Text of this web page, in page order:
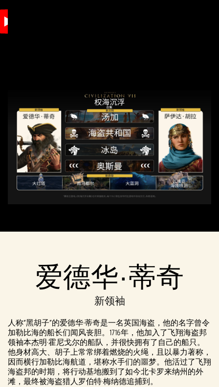
的隐私政策
以及将数据
传输至 Google
服务器。
爱德华·蒂奇
新领袖
人称“黑胡子”的爱德华·蒂奇是一名英国海盗，他的名字曾令
加勒比海的船长们闻风丧胆。1716年，他加入了飞翔海盗邦
领袖本杰明·霍尼戈尔的船队，并很快拥有了自己的船只。
他身材高大、胡子上常常绑着燃烧的火绳，且以暴力著称，
因而横行加勒比海航道，堪称水手们的噩梦。他活过了飞翔
海盗邦的时期，将行动基地搬到了如今北卡罗来纳州的外
滩，最终被海盗猎人罗伯特·梅纳德追捕到。